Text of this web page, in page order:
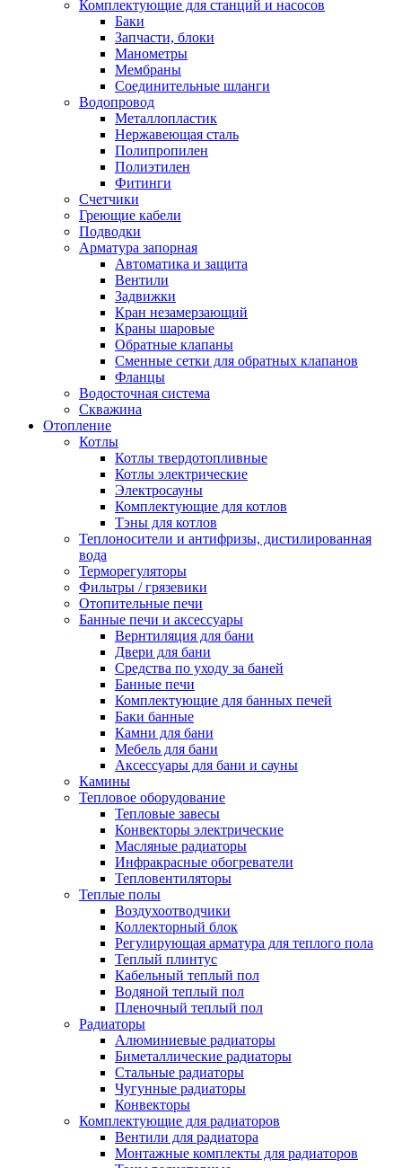
ВакансииКомплектующие для станций и насосов
Баки
Запчасти, блоки
Манометры
Мембраны
Соединительные шланги
Водопровод
Металлопластик
Нержавеющая сталь
Полипропилен
Полиэтилен
Фитинги
Счетчики
Греющие кабели
Подводки
Арматура запорная
Автоматика и защита
Вентили
Задвижки
Кран незамерзающий
Краны шаровые
Обратные клапаны
Сменные сетки для обратных клапанов
Фланцы
Водосточная система
Скважина
Отопление
Котлы
Котлы твердотопливные
Котлы электрические
Электросауны
Комплектующие для котлов
Тэны для котлов
Теплоносители и антифризы, дистилированная
вода
Терморегуляторы
Фильтры / грязевики
Отопительные печи
Банные печи и аксессуары
Вернтиляция для бани
Двери для бани
Средства по уходу за баней
Банные печи
Комплектующие для банных печей
Баки банные
Камни для бани
Мебель для бани
Аксессуары для бани и сауны
Камины
Тепловое оборудование
Тепловые завесы
Конвекторы электрические
Масляные радиаторы
Инфракрасные обогреватели
Тепловентиляторы
Теплые полы
Воздухоотводчики
Коллекторный блок
Регулирующая арматура для теплого пола
Теплый плинтус
Кабельный теплый пол
Водяной теплый пол
Пленочный теплый пол
Радиаторы
Алюминиевые радиаторы
Биметаллические радиаторы
Стальные радиаторы
Чугунные радиаторы
Конвекторы
Комплектующие для радиаторов
Вентили для радиатора
Монтажные комплекты для радиаторов